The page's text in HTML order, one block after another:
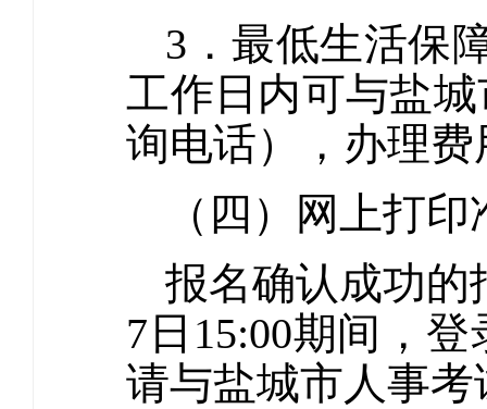
3．最低生活保
工作日内可与盐
询电话），办理
（四）网上打
报名确认成功的
7日15:00期间，
请与盐城市人事